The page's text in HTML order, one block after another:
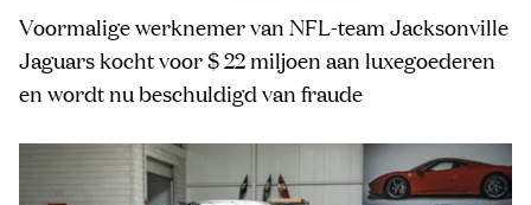
Voormalige werknemer van NFL-team Jacksonville
Jaguars kocht voor $ 22 miljoen aan luxegoederen
en wordt nu beschuldigd van fraude